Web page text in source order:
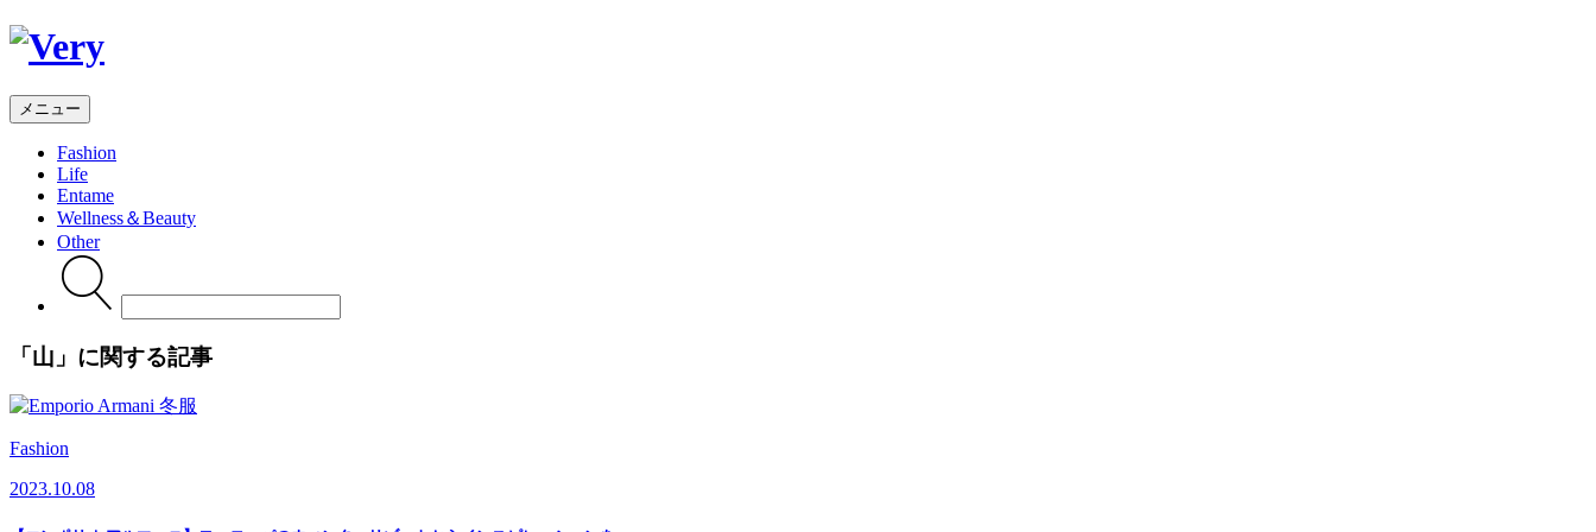
メニュー
Fashion
Life
Entame
Wellness＆Beauty
Other
Search
for:
「山 」に関する記事
Fashion
2023.10.08